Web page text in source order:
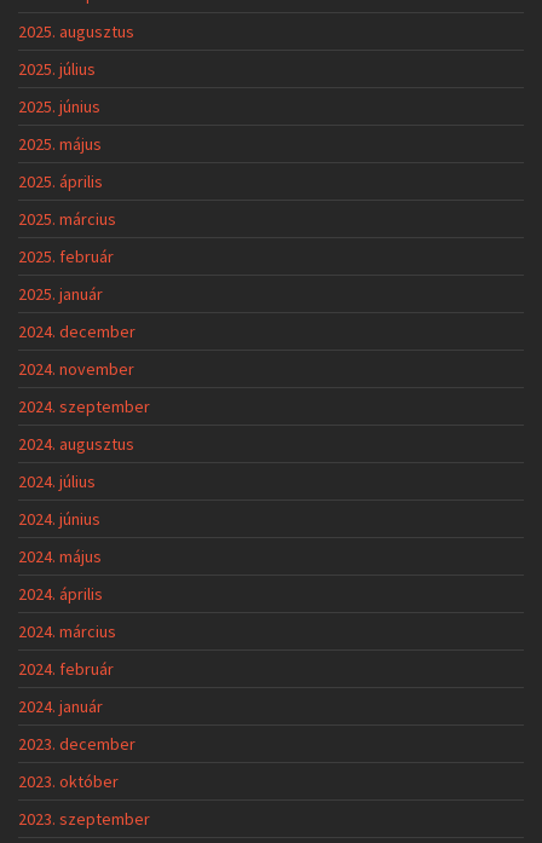
2025. augusztus
2025. július
2025. június
2025. május
2025. április
2025. március
2025. február
2025. január
2024. december
2024. november
2024. szeptember
2024. augusztus
2024. július
2024. június
2024. május
2024. április
2024. március
2024. február
2024. január
2023. december
2023. október
2023. szeptember